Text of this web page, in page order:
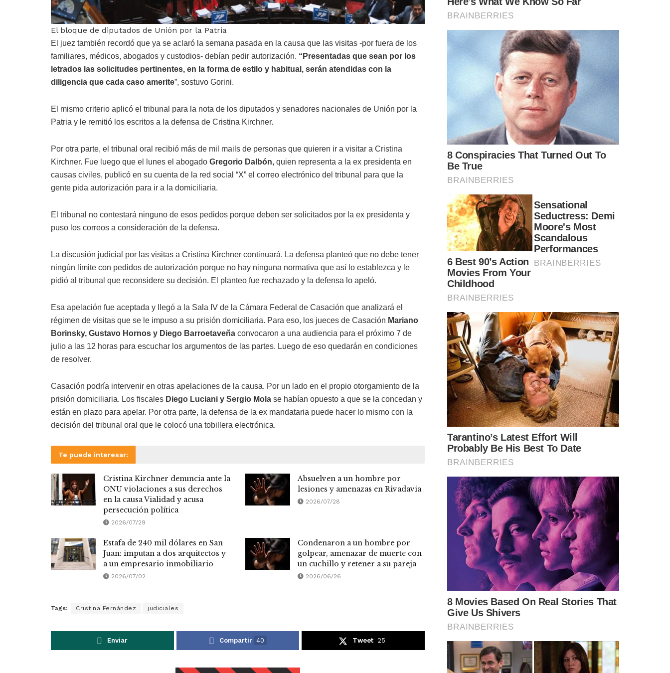
El bloque de diputados de Unión por la Patria
El juez también recordó que ya se aclaró la semana pasada en la causa que las visitas -por fuera de los
familiares, médicos, abogados y custodios- debían pedir autorización. “Presentadas que sean por los
letrados las solicitudes pertinentes, en la forma de estilo y habitual, serán atendidas con la
diligencia que cada caso amerite”, sostuvo Gorini.
El mismo criterio aplicó el tribunal para la nota de los diputados y senadores nacionales de Unión por la
Patria y le remitió los escritos a la defensa de Cristina Kirchner.
Por otra parte, el tribunal oral recibió más de mil mails de personas que quieren ir a visitar a Cristina
Kirchner. Fue luego que el lunes el abogado Gregorio Dalbón, quien representa a la ex presidenta en
causas civiles, publicó en su cuenta de la red social “X” el correo electrónico del tribunal para que la
gente pida autorización para ir a la domiciliaria.
El tribunal no contestará ninguno de esos pedidos porque deben ser solicitados por la ex presidenta y
puso los correos a consideración de la defensa.
La discusión judicial por las visitas a Cristina Kirchner continuará. La defensa planteó que no debe tener
ningún límite con pedidos de autorización porque no hay ninguna normativa que así lo establezca y le
pidió al tribunal que reconsidere su decisión. El planteo fue rechazado y la defensa lo apeló.
Esa apelación fue aceptada y llegó a la Sala IV de la Cámara Federal de Casación que analizará el
régimen de visitas que se le impuso a su prisión domiciliaria. Para eso, los jueces de Casación Mariano
Borinsky, Gustavo Hornos y Diego Barroetaveña convocaron a una audiencia para el próximo 7 de
julio a las 12 horas para escuchar los argumentos de las partes. Luego de eso quedarán en condiciones
de resolver.
Casación podría intervenir en otras apelaciones de la causa. Por un lado en el propio otorgamiento de la
prisión domiciliaria. Los fiscales Diego Luciani y Sergio Mola se habían opuesto a que se la concedan y
están en plazo para apelar. Por otra parte, la defensa de la ex mandataria puede hacer lo mismo con la
decisión del tribunal oral que le colocó una tobillera electrónica.
Te puede interesar:
Cristina Kirchner denuncia ante la
ONU violaciones a sus derechos
en la causa Vialidad y acusa
persecución política
2026/07/29
Absuelven a un hombre por
lesiones y amenazas en Rivadavia
2026/07/28
Estafa de 240 mil dólares en San
Juan: imputan a dos arquitectos y
a un empresario inmobiliario
2026/07/02
Condenaron a un hombre por
golpear, amenazar de muerte con
un cuchillo y retener a su pareja
2026/06/26
Tags: Cristina Fernández judiciales
Enviar Compartir 40 Tweet 25